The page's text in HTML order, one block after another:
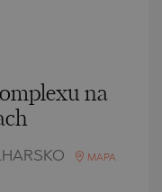
na
MAPA